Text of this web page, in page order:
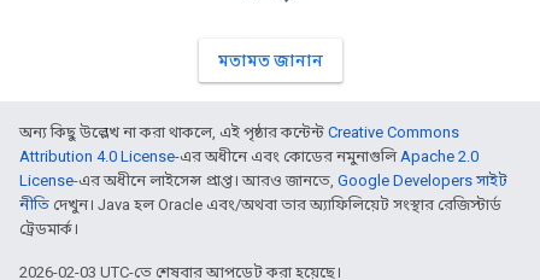
মতামত জানান
অন্য কিছু উল্লেখ না করা থাকলে, এই পৃষ্ঠার কন্টেন্ট Creative Commons
Attribution 4.0 License-এর অধীনে এবং কোডের নমুনাগুলিApache 2.0
License-এর অধীনে লাইসেন্স প্রাপ্ত। আরও জানতে, Google Developers সাইট
নীতি দেখুন। Java হল Oracle এবং/অথবা তার অ্যাফিলিয়েট সংস্থার রেজিস্টার্ড
ট্রেডমার্ক।
2026-02-03 UTC-তে শেষবার আপডেট করা হয়েছে।